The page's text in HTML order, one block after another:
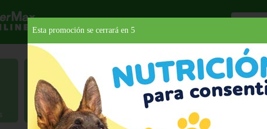
Carnes y
Mariscos
Lácteos
Esta promoción se cerrará en 4